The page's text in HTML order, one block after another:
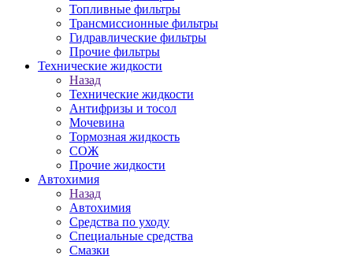
Топливные фильтры
Трансмиссионные фильтры
Гидравлические фильтры
Прочие фильтры
Технические жидкости
Назад
Технические жидкости
Антифризы и тосол
Мочевина
Тормозная жидкость
СОЖ
Прочие жидкости
Автохимия
Назад
Автохимия
Средства по уходу
Специальные средства
Смазки